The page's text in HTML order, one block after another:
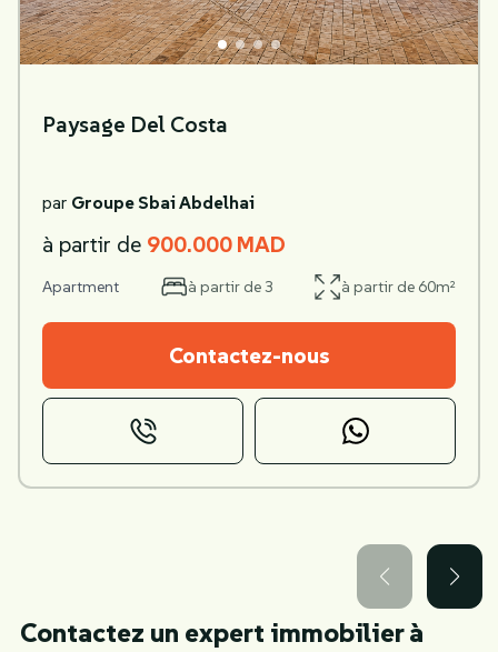
Paysage Del Costa
par Groupe Sbai Abdelhai
à partir de 900.000 MAD
Apartment à partir de 3 à partir de 60m²
Contactez-nous
Contactez un expert immobilier à